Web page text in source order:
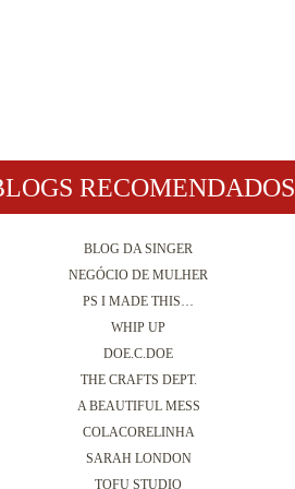
RECOMENDADOS
BLOG DA SINGER
NEGÓCIO DE MULHER
PS I MADE THIS…
WHIP UP
DOE.C.DOE
THE CRAFTS DEPT.
A BEAUTIFUL MESS
COLACORELINHA
SARAH LONDON
TOFU STUDIO